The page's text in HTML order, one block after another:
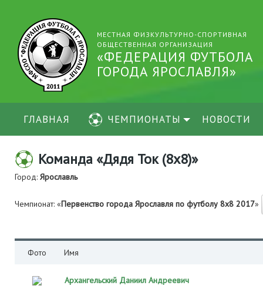
МЕСТНАЯ ФИЗКУЛЬТУРНО-СПОРТИВНАЯ
ОБЩЕСТВЕННАЯ ОРГАНИЗАЦИЯ
«ФЕДЕРАЦИЯ ФУТБОЛА
ГОРОДА ЯРОСЛАВЛЯ»
ГЛАВНАЯ ЧЕМПИОНАТЫ НОВОСТИ
Команда «Дядя Ток (8х8)»
Город: Ярославль
Чемпионат: «Первенство города Ярославля по футболу 8х8 2017»
Фото Имя
Архангельский Даниил Андреевич